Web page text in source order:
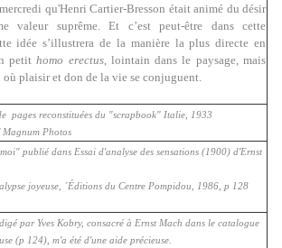
qu'Henri Cartier-Bresson était animé du désir
valeur suprême. Et c’est peut-être dans cette
idée s’illustrera de la manière la plus directe en
petithomo erectus, lointain dans le paysage, mais
plaisir et don de la vie se conjuguent.
pages reconstituées du "scrapbook" Italie, 1933
Photos
publié dans Essai d'analyse des sensations (1900) d'Ernst
joyeuse, ´Éditions du Centre Pompidou, 1986, p 128
par Yves Kobry, consacré à Ernst Mach dans le catalogue
(p 124), m'a été d'une aide précieuse.